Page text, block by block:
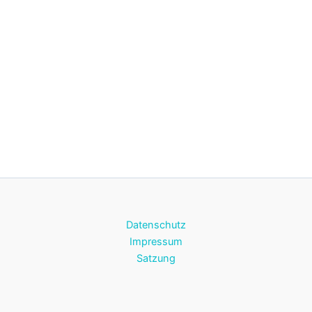
Datenschutz
Impressum
Satzung